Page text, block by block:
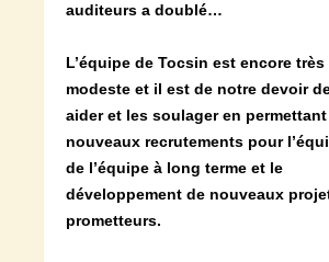
auditeurs a doublé…
L’équipe de Tocsin est encore très
modeste et il est de notre devoir
aider et les soulager en
nouveaux recrutements pour
de l’équipe à long terme et le
développement de nouveaux
prometteurs.